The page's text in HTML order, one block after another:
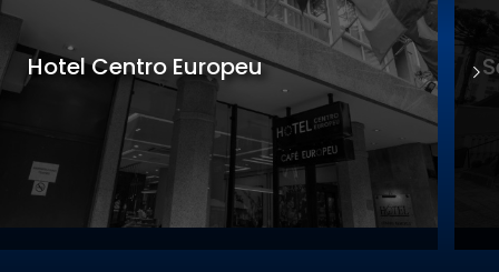
Sede Gastronomia